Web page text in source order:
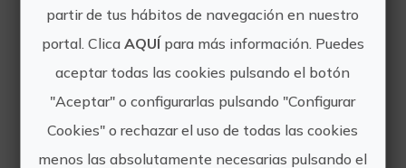
https://renaixement.es/
ximo@culturalcdm.eu
687845402
partir de tus hábitos de navegación en nuestro
portal. Clica AQUÍpara más información. Puedes
aceptar todas las cookies pulsando el botón
"Aceptar" o configurarlas pulsando "Configurar
Cookies" o rechazar el uso de todas las cookies
menos las absolutamente necesarias pulsando el